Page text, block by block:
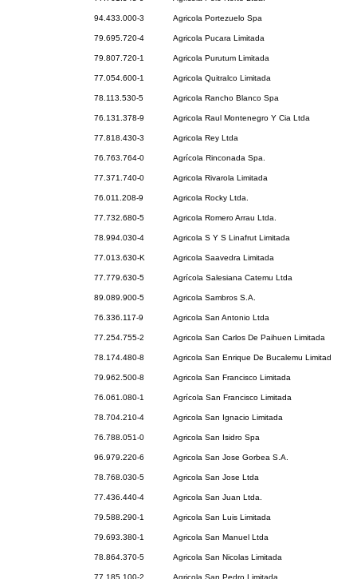
94.433.000-3 Agricola Portezuelo Spa
79.695.720-4 Agricola Pucara Limitada
79.807.720-1 Agricola Purutum Limitada
77.054.600-1 Agricola Quitralco Limitada
78.113.530-5 Agricola Rancho Blanco Spa
76.131.378-9 Agricola Raul Montenegro Y Cia Ltda
77.818.430-3 Agricola Rey Ltda
76.763.764-0 Agrícola Rinconada Spa.
77.371.740-0 Agricola Rivarola Limitada
76.011.208-9 Agricola Rocky Ltda.
77.732.680-5 Agricola Romero Arrau Ltda.
78.994.030-4 Agricola S Y S Linafrut Limitada
77.013.630-K Agricola Saavedra Limitada
77.779.630-5 Agrícola Salesiana Catemu Ltda
89.089.900-5 Agricola Sambros S.A.
76.336.117-9 Agricola San Antonio Ltda
77.254.755-2 Agricola San Carlos De Paihuen Limitada
78.174.480-8 Agricola San Enrique De Bucalemu Limitad
79.962.500-8 Agricola San Francisco Limitada
76.061.080-1 Agrícola San Francisco Limitada
78.704.210-4 Agricola San Ignacio Limitada
76.788.051-0 Agricola San Isidro Spa
96.979.220-6 Agricola San Jose Gorbea S.A.
78.768.030-5 Agricola San Jose Ltda
77.436.440-4 Agricola San Juan Ltda.
79.588.290-1 Agricola San Luis Limitada
79.693.380-1 Agricola San Manuel Ltda
78.864.370-5 Agricola San Nicolas Limitada
77.185.100-2 Agricola San Pedro Limitada